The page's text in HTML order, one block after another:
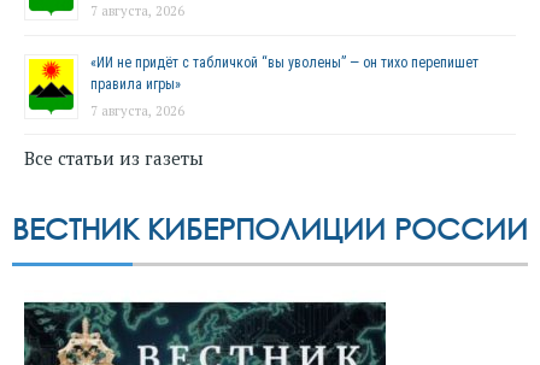
7 августа, 2026
«ИИ не придёт с табличкой “вы уволены” — он тихо перепишет
правила игры»
7 августа, 2026
Все статьи из газеты
ВЕСТНИК КИБЕРПОЛИЦИИ РОССИИ